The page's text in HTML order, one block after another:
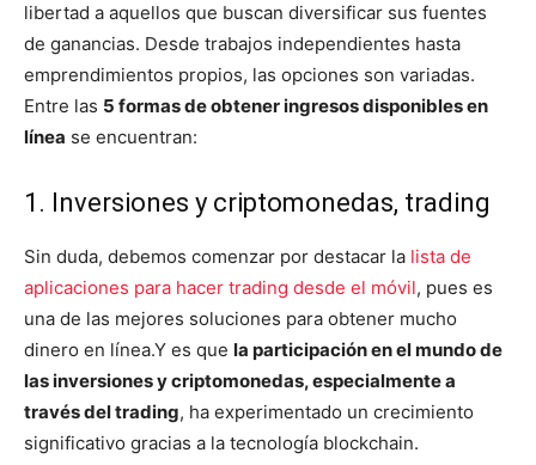
libertad a aquellos que buscan diversificar sus fuentes
de ganancias. Desde trabajos independientes hasta
emprendimientos propios, las opciones son variadas.
Entre las 5 formas de obtener ingresos disponibles en
línea se encuentran:
1. Inversiones y criptomonedas, trading
Sin duda, debemos comenzar por destacar la lista de
aplicaciones para hacer trading desde el móvil, pues es
una de las mejores soluciones para obtener mucho
dinero en línea.Y es que la participación en el mundo de
las inversiones y criptomonedas, especialmente a
través del trading, ha experimentado un crecimiento
significativo gracias a la tecnología blockchain.